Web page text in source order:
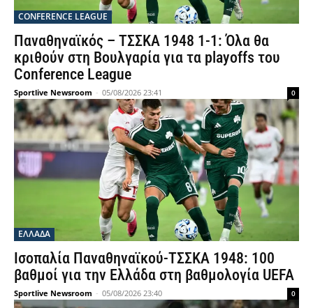
CONFERENCE LEAGUE
Παναθηναϊκός – ΤΣΣΚΑ 1948 1-1: Όλα θα
κριθούν στη Βουλγαρία για τα playoffs του
Conference League
Sportlive Newsroom - 05/08/2026 23:41 0
ΕΛΛΑΔΑ
Ισοπαλία Παναθηναϊκού-ΤΣΣΚΑ 1948: 100
βαθμοί για την Ελλάδα στη βαθμολογία UEFA
Sportlive Newsroom - 05/08/2026 23:40 0